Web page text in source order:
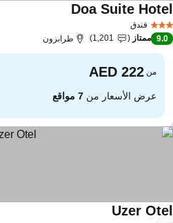
فندق
Doa Suiteمشاهدة الأسعار
9.0 ممتاز 1,201 طرابزون
من
عرض الأسعار من7 مواقع
Uzerمشاهدة الأسعار